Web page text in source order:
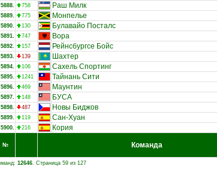
5888. 758 Раш Милк
5889.
775 Монпелье
5890.
130 Булавайо Посталс
5891.
747 Вора
5892.
157 Рейнсбургсе Бойс
5893.
139 Шахтер
5894.
106 Сахель Спортинг
5895.
1241 Тайнань Сити
5896.
469 Маунтин
5897.
148 БУСА
5898.
487 Новы Биджов
5899.
119 Сан-Хуан
5900.
216 Кория
№ Команда
12646. Страница 59 из 127